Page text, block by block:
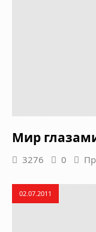
Мир
3276 0
02.07.2011